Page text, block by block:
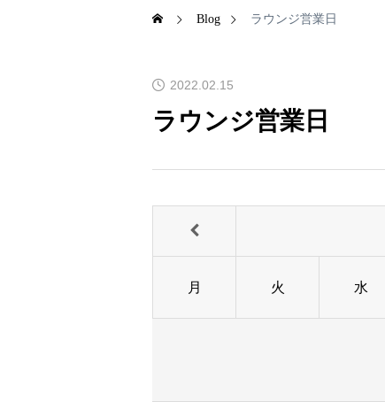
Blog ラウンジ営業日
2022.02.15
ラウンジ営業日
月 火 水